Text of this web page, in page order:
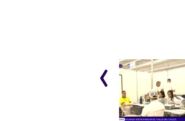
INRAVISIÓN en
‹